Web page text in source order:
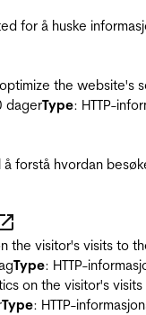
for å huske
the website's
dagerType: HTTP-
forstå hvordan
the visitor's visits to
Type: HTTP-
on the visitor's
Type: HTTP-